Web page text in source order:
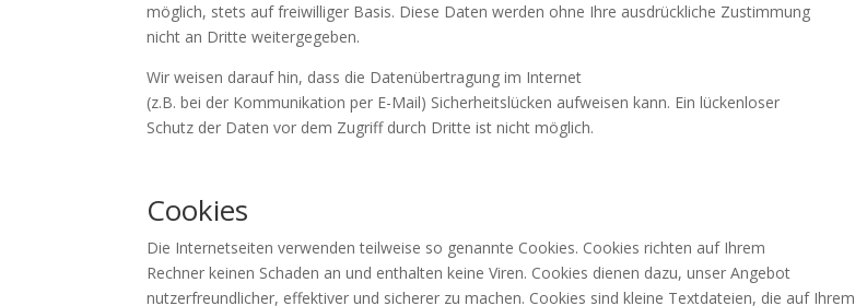
möglich, stets auf freiwilliger Basis. Diese Daten werden ohne Ihre ausdrückliche Zustimmung
nicht an Dritte weitergegeben.
Wir weisen darauf hin, dass die Datenübertragung im Internet
(z.B. bei der Kommunikation per E-Mail) Sicherheitslücken aufweisen kann. Ein lückenloser
Schutz der Daten vor dem Zugriff durch Dritte ist nicht möglich.
Cookies
Die Internetseiten verwenden teilweise so genannte Cookies. Cookies richten auf Ihrem
Rechner keinen Schaden an und enthalten keine Viren. Cookies dienen dazu, unser Angebot
nutzerfreundlicher, effektiver und sicherer zu machen. Cookies sind kleine Textdateien, die auf Ihrem